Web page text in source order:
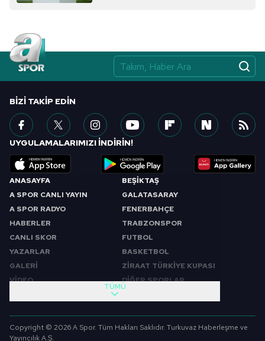
ANASAYFA
A SPOR CANLI YAYIN
A SPOR RADYO
HABERLER
CANLI SKOR
YAZARLAR
GALERİ
VİDEO
BEŞİKTAŞ
GALATASARAY
FENERBAHÇE
TRABZONSPOR
FUTBOL
BASKETBOL
ZİRAAT TÜRKİYE KUPASI
DİĞER SPORLAR
SABAH SPORU
SPOR GÜNDEMİ
FUTBOL
TÜMÜ
BIZI TAKIP EDIN
UYGULAMALARIMIZI İNDİRİN!
Copyright © 2026 A Spor. Tüm Hakları Saklıdır. Turkuvaz Haberleşme ve
Yayıncılık A.Ş.